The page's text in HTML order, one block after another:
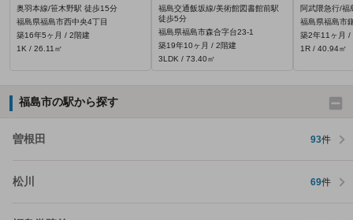
奥羽本線/笹木野駅 徒歩15分
福島県福島市西中央4丁目
築16年5ヶ月 / 2階建
1K / 26.11㎡
福島交通飯坂線/美術館図書館前駅
徒歩5分
福島県福島市森合字台23‐1
築19年10ヶ月 / 2階建
3LDK / 73.40㎡
阿武隈急行/福
福島県福島市
築2年11ヶ月 /
1R / 40.94㎡
福島市の駅から探す
曽根田 93件
松川 69件